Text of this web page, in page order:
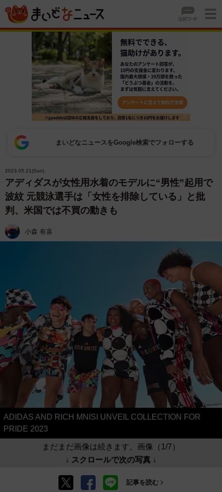
まいどなニュースをGoogle検索でフォローする
2023.05.21(Sun)
アディダスが女性用水着のモデルに“男性”起用で
波紋 元競泳選手は「女性を排除している」と批
判、米国では不買の動きも
小森 有喜
ADIDAS AND RICH MNISI UNVEIL COLLECTION FOR
PRIDE 2023
まだまだ画像は続きます。画像（1/7）
↓ スクロールで次の写真 ↓
記事を読む